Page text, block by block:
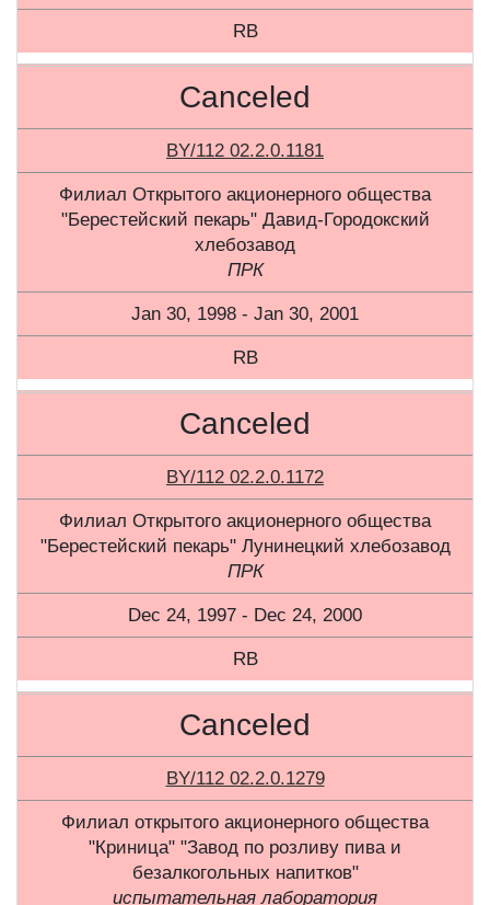
RB
Canceled
BY/112 02.2.0.1181
Филиал Открытого акционерного общества
"Берестейский пекарь" Давид-Городокский
хлебозавод
ПРК
Jan 30, 1998 - Jan 30, 2001
RB
Canceled
BY/112 02.2.0.1172
Филиал Открытого акционерного общества
"Берестейский пекарь" Лунинецкий хлебозавод
ПРК
Dec 24, 1997 - Dec 24, 2000
RB
Canceled
BY/112 02.2.0.1279
Филиал открытого акционерного общества
"Криница" "Завод по розливу пива и
безалкогольных напитков"
испытательная лаборатория